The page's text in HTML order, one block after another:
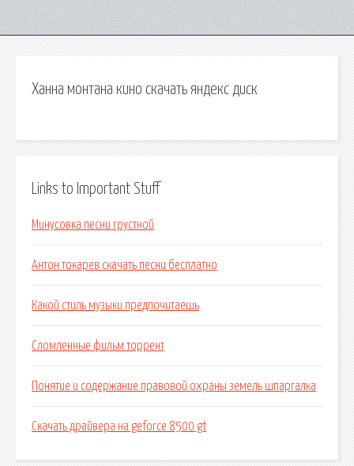
Ханна монтана кино скачать яндекс диск
Links to Important Stuff
Минусовка песни грустной
Антон токарев скачать песни бесплатно
Какой стиль музыки предпочитаешь
Сломленные фильм торрент
Понятие и содержание правовой охраны земель шпаргалка
Скачать драйвера на geforce 8500 gt